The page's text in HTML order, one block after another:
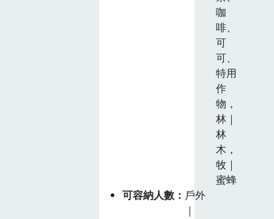
咖
啡、
可
可、
特用
作
物，
林｜
林
木，
牧｜
蜜蜂
可容納人數
戶外
｜